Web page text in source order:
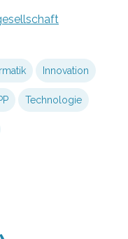
Innovation
Technologie